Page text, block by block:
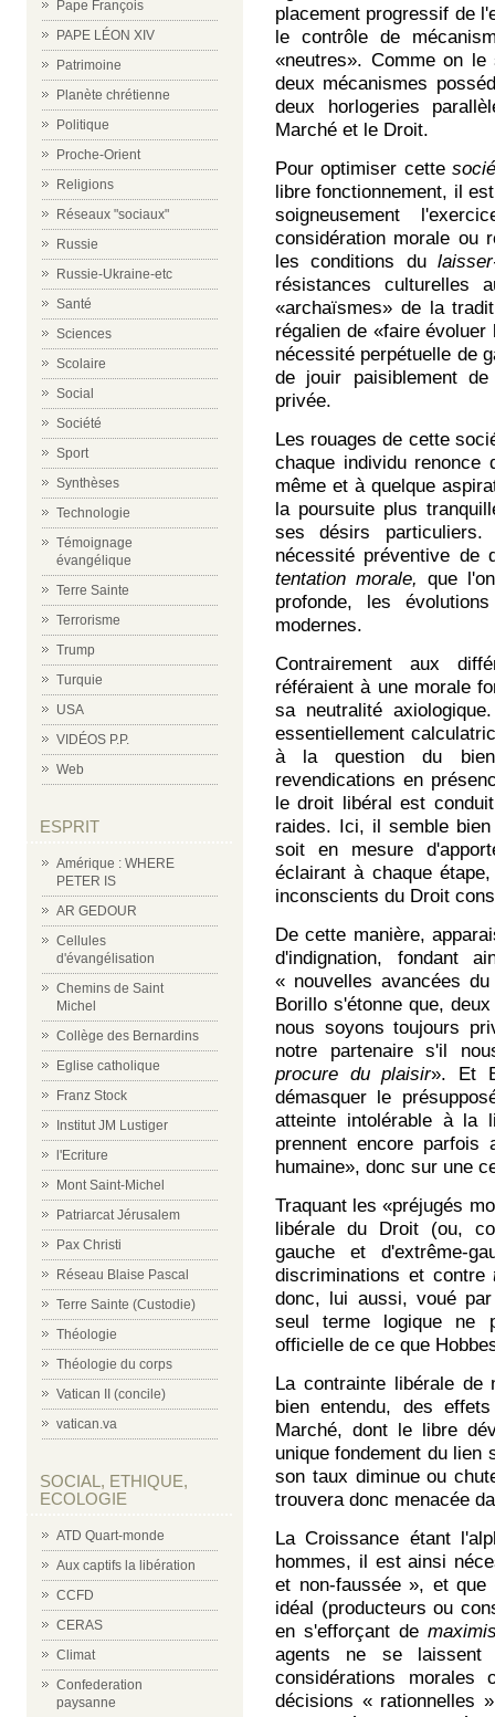
Pape François
PAPE LÉON XIV
Patrimoine
Planète chrétienne
Politique
Proche-Orient
Religions
Réseaux "sociaux"
Russie
Russie-Ukraine-etc
Santé
Sciences
Scolaire
Social
Société
Sport
Synthèses
Technologie
Témoignage
évangélique
Terre Sainte
Terrorisme
Trump
Turquie
USA
VIDÉOS P.P.
Web
ESPRIT
Amérique : WHERE
PETER IS
AR GEDOUR
Cellules
d'évangélisation
Chemins de Saint
Michel
Collège des Bernardins
Eglise catholique
Franz Stock
Institut JM Lustiger
l'Ecriture
Mont Saint-Michel
Patriarcat Jérusalem
Pax Christi
Réseau Blaise Pascal
Terre Sainte (Custodie)
Théologie
Théologie du corps
Vatican II (concile)
vatican.va
SOCIAL, ETHIQUE,
ECOLOGIE
ATD Quart-monde
Aux captifs la libération
CCFD
CERAS
Climat
Confederation
paysanne
placement progressif de
le contrôle de
«neutres». Comme on
deux mécanismes
deux horlogeries
Marché et le Droit.
Pour optimiser cette
libre fonctionnement, il
soigneusement
considération morale ou
les conditions du
résistances culturelles
«archaïsmes» de la
régalien de «faire
nécessité perpétuelle de
de jouir paisiblement
privée.
Les rouages de cette
chaque individu
même et à quelque
la poursuite plus
ses désirs
nécessité préventive de
tentation morale, que
profonde, les
modernes.
Contrairement aux
référaient à une morale
sa neutralité
essentiellement
à la question du
revendications en
le droit libéral est
raides. Ici, il semble
soit en mesure
éclairant à chaque
inconscients du Droit
De cette manière,
d'indignation, fondant
« nouvelles avancées
Borillo s'étonne que,
nous soyons toujours
notre partenaire s'il
procure du plaisir». Et
démasquer le
atteinte intolérable à la
prennent encore parfois
humaine», donc sur une
Traquant les «préjugés
libérale du Droit (ou,
gauche et d'extrême-
discriminations et contre
donc, lui aussi, voué
seul terme logique ne
officielle de ce que
La contrainte libérale de
bien entendu, des
Marché, dont le libre
unique fondement du lien
son taux diminue ou
trouvera donc menacée
La Croissance étant
hommes, il est ainsi
et non-faussée », et que
idéal (producteurs ou
en s'efforçant de
agents ne se laissent
considérations
décisions « rationnelles